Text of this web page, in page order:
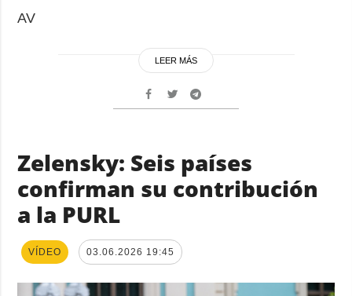
AV
LEER MÁS
Zelensky: Seis países
confirman su contribución
a la PURL
VÍDEO 03.06.2026 19:45